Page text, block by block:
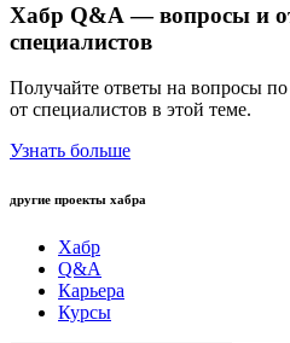
Хабр Q&A — вопросы и
специалистов
Получайте ответы на вопросы
от специалистов в этой теме.
Узнать больше
другие проекты хабра
Хабр
Q&A
Карьера
Курсы